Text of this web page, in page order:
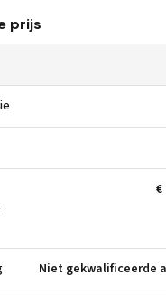
prijs
Niet gekwalificeerde